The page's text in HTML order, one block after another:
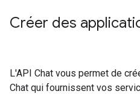
Créer des
L'API Chat vous permet de
Chat qui fournissent vos